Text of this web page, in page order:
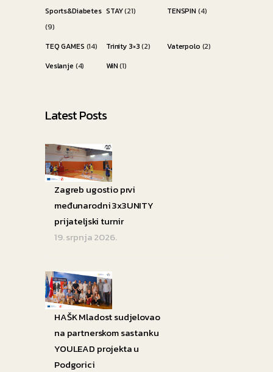
Sports&Diabetes
(9)
STAY(21) TENSPIN (4)
TEQ GAMES (14) Trinity 3×3(2) Vaterpolo (2)
Veslanje (4) WiN(1)
Latest Posts
Zagreb ugostio prvi
međunarodni 3x3UNITY
prijateljski turnir
19. srpnja 2026.
HAŠK Mladost sudjelovao
na partnerskom sastanku
YOULEAD projekta u
Podgorici